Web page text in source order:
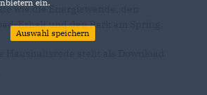
wie die Energiewende, den
Erhalt und den Park am Spring.
ein.
Auswahl speichern